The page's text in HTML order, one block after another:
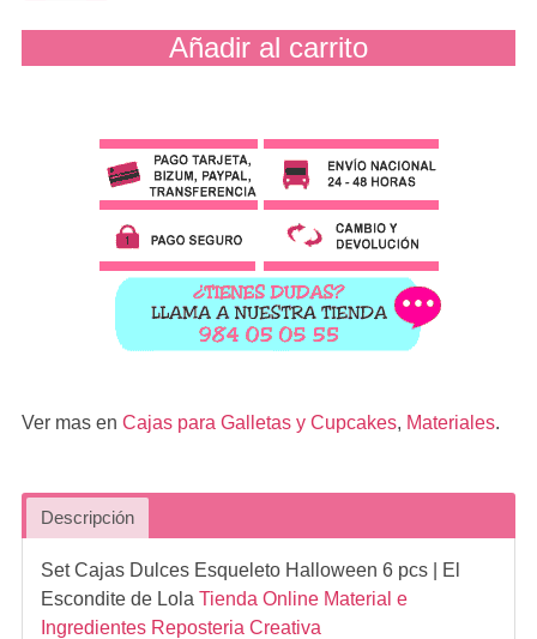
Añadir al carrito
Ver mas en Cajas para Galletas y Cupcakes, Materiales.
Descripción
Set Cajas Dulces Esqueleto Halloween 6 pcs| El
Escondite de Lola Tienda Online Material e
Ingredientes Reposteria Creativa